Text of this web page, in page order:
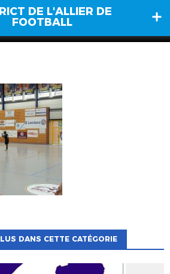
DE L'ALLIER DE
FOOTBALL
DANS CETTE CATÉGORIE